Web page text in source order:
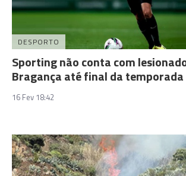
DESPORTO
Sporting não conta com
Bragança até final da temporada
16 Fev 18:42